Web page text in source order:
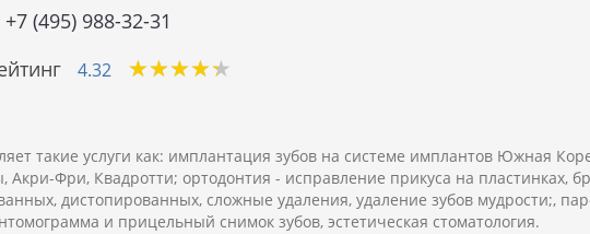
+7 (495) 988-32-31
4.32 ★★★★★
★★★★★
такие услуги как: имплантация зубов на системе имплантов Южная
Фри, Квадротти; ортодонтия - исправление прикуса на пластинках,
дистопированных, сложные удаления, удаление зубов мудрости;,
и прицельный снимок зубов, эстетическая стоматология.